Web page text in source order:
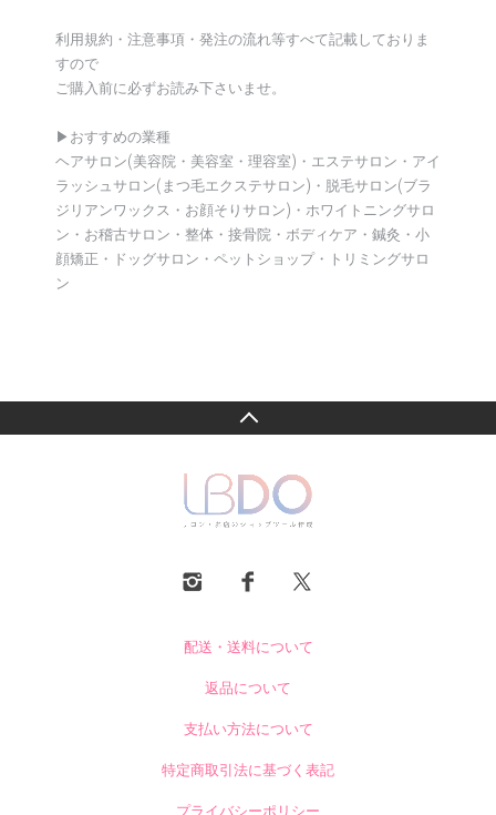
利用規約・注意事項・発注の流れ等すべて記載しておりま
すので
ご購入前に必ずお読み下さいませ。
▶︎おすすめの業種
ヘアサロン(美容院・美容室・理容室)・エステサロン・アイ
ラッシュサロン(まつ毛エクステサロン)・脱毛サロン(ブラ
ジリアンワックス・お顔そりサロン)・ホワイトニングサロ
ン・お稽古サロン・整体・接骨院・ボディケア・鍼灸・小
顔矯正・ドッグサロン・ペットショップ・トリミングサロ
ン
配送・送料について
返品について
支払い方法について
特定商取引法に基づく表記
プライバシーポリシー